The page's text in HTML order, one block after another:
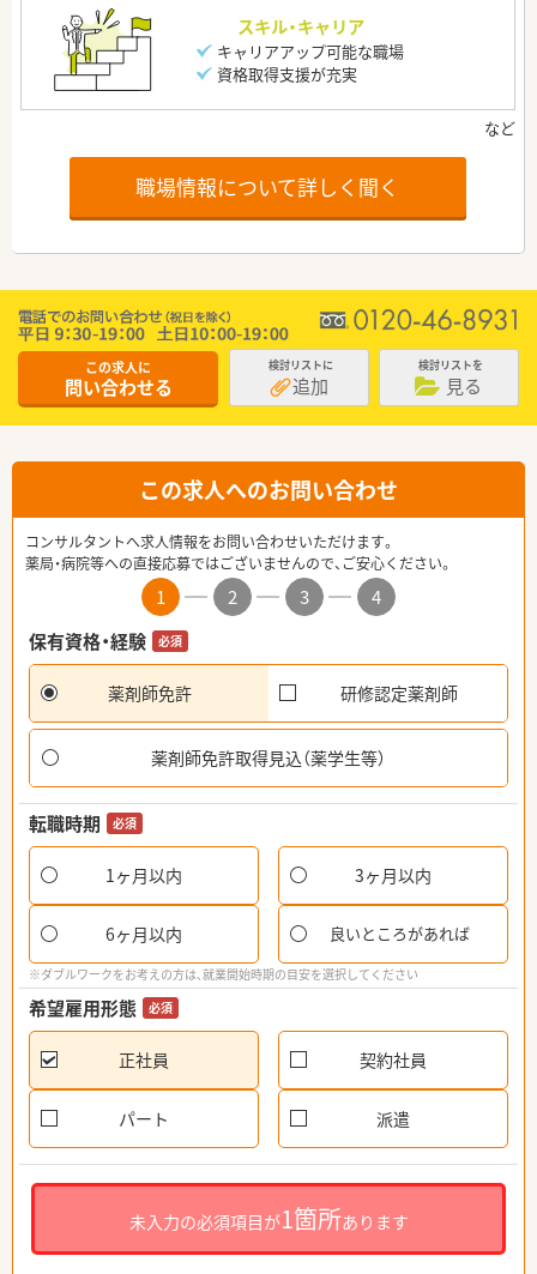
スキル・キャリア
キャリアアップ可能な職場
資格取得支援が充実
職場情報について詳しく聞く
この求人に
問い合わせる
検討リストに
追加
検討リストを
見る
この求人へのお問い合わせ
コンサルタントへ求人情報をお問い合わせいただけます。
薬局・病院等への直接応募ではございませんので、ご安心ください。
1 2 3
4
保有資格・経験
必須
薬剤師免許 研修認定薬剤師
薬剤師免許取得見込（薬学生等）
転職時期 必須
1ヶ月以内 3ヶ月以内
6ヶ月以内 良いところがあれば
※ダブルワークをお考えの方は、就業開始時期の目安を選択してください
希望雇用形態 必須
正社員 契約社員
パート 派遣
未入力の必須項目が1箇所あります